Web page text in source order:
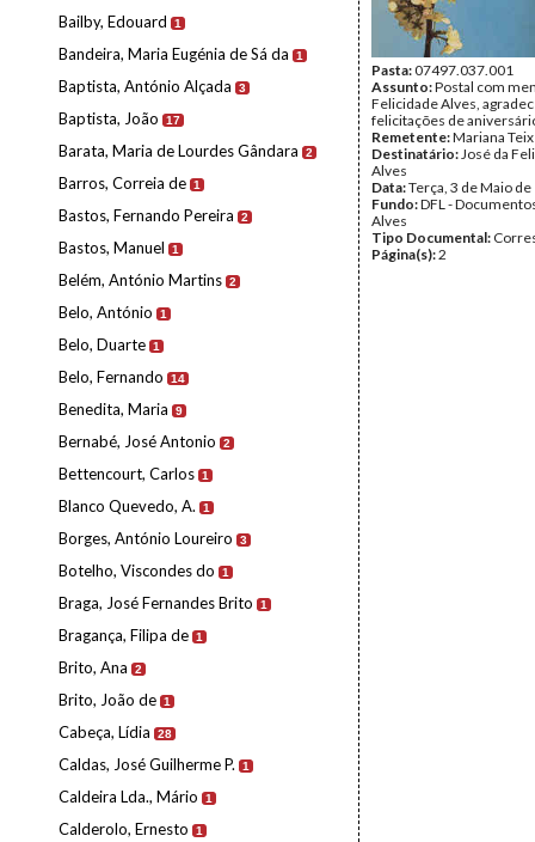
Bailby, Edouard 1
Bandeira, Maria Eugénia de Sá da 1
Baptista, António Alçada 3
Baptista, João 17
Barata, Maria de Lourdes Gândara 2
Barros, Correia de 1
Bastos, Fernando Pereira 2
Bastos, Manuel 1
Belém, António Martins 2
Belo, António 1
Belo, Duarte 1
Belo, Fernando 14
Benedita, Maria 9
Bernabé, José Antonio 2
Bettencourt, Carlos 1
Blanco Quevedo, A. 1
Borges, António Loureiro 3
Botelho, Viscondes do 1
Braga, José Fernandes Brito 1
Bragança, Filipa de 1
Brito, Ana 2
Brito, João de 1
Cabeça, Lídia 28
Caldas, José Guilherme P. 1
Caldeira Lda., Mário 1
Calderolo, Ernesto 1
Pasta:07497.037.001
Assunto:Postal com
Felicidade Alves,
felicitações de
Remetente:Mariana
Destinatário:José da
Alves
Data:Terça, 3 de Maio
Fundo:DFL -
Alves
Tipo Documental:
Página(s):2